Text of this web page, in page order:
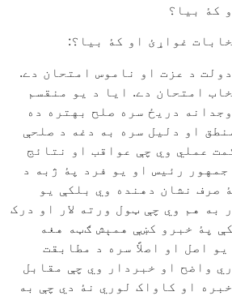
کۀ بيا؟
غواړئ او کۀ بيا؟:
د عزت او ناموس امتحان دے.
امتحان دے. ايا د يو منقسم
دريځ سره صلح بهتره ده
او دليل سره به دغه د صلحې
عملي وي چې عواقب او نتائج
رئيس او يو فرد پۀ ژبه د
صرف نشان دهنده وي بلکې يو
به هم وي چې ټول ورته لار او درک
پۀ خبرو کښې همېش ګټه هغه
اصل او اصلاً سره د مطابقت
واضح او خبردار وي چې مقابل
او کاواک لوري نۀ دي چې به